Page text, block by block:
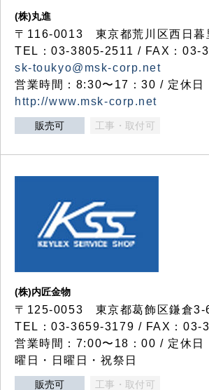
(株)丸進
〒116-0013 東京都荒川区西日暮
TEL：03-3805-2511 / FAX：03-
sk-toukyo@msk-corp.net
営業時間：8:30〜17：30 / 定休日
http://www.msk-corp.net
販売可 工事・取付可
(株)内匠金物
〒125-0053 東京都葛飾区鎌倉3-
TEL：03-3659-3179 / FAX：03-
営業時間：7:00〜18：00 / 定休日
曜日・日曜日・祝祭日
販売可 工事・取付可